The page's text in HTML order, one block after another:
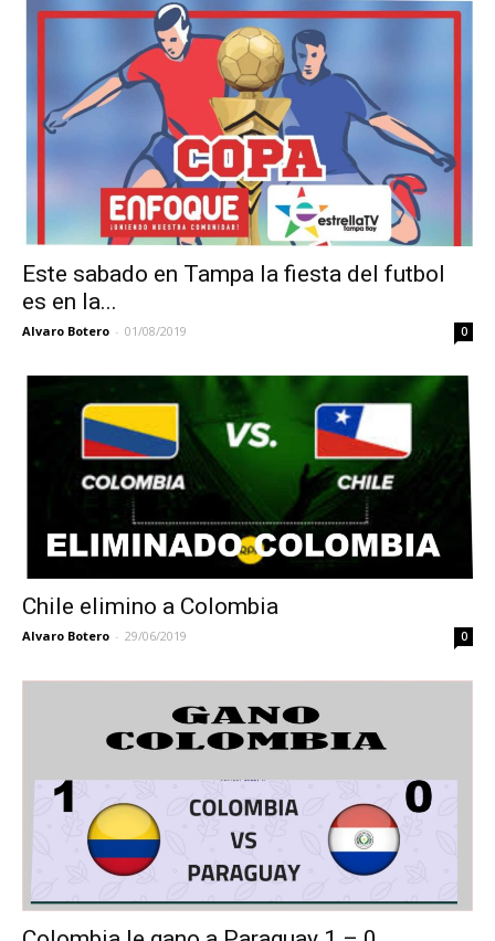
Este sabado en Tampa la fiesta del futbol
es en la...
Alvaro Botero - 01/08/2019 0
Chile elimino a Colombia
Alvaro Botero - 29/06/2019 0